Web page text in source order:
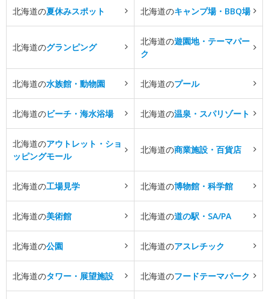
北海道の夏休みスポット 北海道のキャンプ場・BBQ場
北海道のグランピング
北海道の遊園地・テーマパー
ク
北海道の水族館・動物園 北海道のプール
北海道のビーチ・海水浴場 北海道の温泉・スパリゾート
北海道のアウトレット・ショ
ッピングモール
北海道の商業施設・百貨店
北海道の工場見学 北海道の博物館・科学館
北海道の美術館 北海道の道の駅・SA/PA
北海道の公園 北海道のアスレチック
北海道のタワー・展望施設 北海道のフードテーマパーク